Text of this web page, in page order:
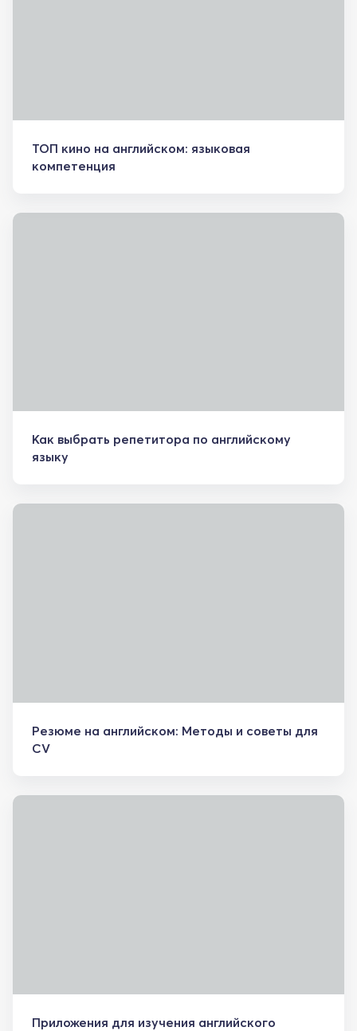
ТОП кино на английском: языковая
компетенция
Как выбрать репетитора по английскому
языку
Резюме на английском: Методы и советы для
CV
Приложения для изучения английского